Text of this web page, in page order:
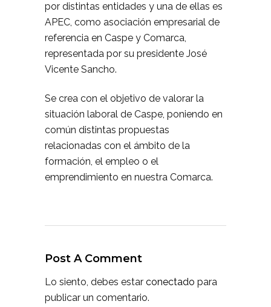
por distintas entidades y una de ellas es
APEC, como asociación empresarial de
referencia en Caspe y Comarca,
representada por su presidente José
Vicente Sancho.
Se crea con el objetivo de valorar la
situación laboral de Caspe, poniendo en
común distintas propuestas
relacionadas con el ámbito de la
formación, el empleo o el
emprendimiento en nuestra Comarca.
Post A Comment
Lo siento, debes estar conectado para
publicar un comentario.